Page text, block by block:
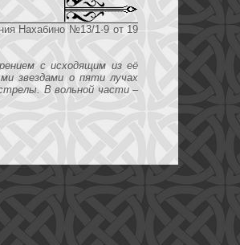
Нахабино №13/1-9 от 19
с исходящим из её
звездами о пяти лучах
В вольной части –